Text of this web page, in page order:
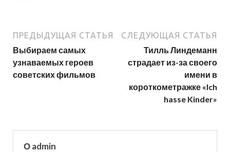
ПРЕДЫДУЩАЯ СТАТЬЯ
Выбираем самых
узнаваемых героев
советских фильмов
СЛЕДУЮЩАЯ СТАТЬЯ
Тилль Линдеманн
страдает из-за своего
имени в
короткометражке «Ich
hasse Kinder»
О admin